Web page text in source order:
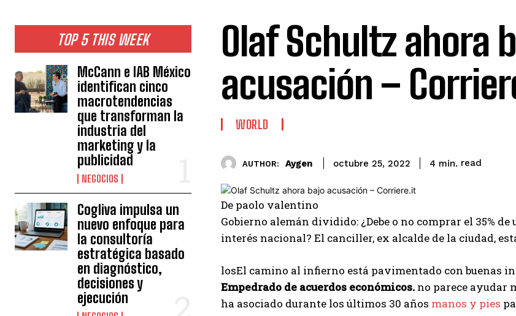
TOP 5 THIS WEEK
McCann e IAB México
identifican cinco
macrotendencias
que transforman la
industria del
marketing y la
publicidad
NEGOCIOS
Cogliva impulsa un
nuevo enfoque para
la consultoría
estratégica basado
en diagnóstico,
decisiones y
ejecución
Olaf Schultz ahora
acusación –
WORLD
AUTHOR: Aygen octubre 25, 2022 4 min. read
De paolo valentino
Gobierno alemán dividido: ¿Debe o no comprar el 35%
interés nacional? El canciller, ex alcalde de la ciudad,
losEl camino al infierno está pavimentado con buenas
Empedrado de acuerdos económicos. no parece ayudar
ha asociado durante los últimos 30 años manos y pies